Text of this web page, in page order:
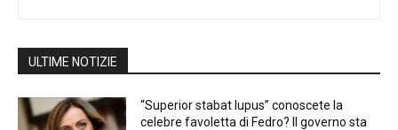
ULTIME NOTIZIE
“Superior stabat lupus” conoscete la
celebre favoletta di Fedro? Il governo sta